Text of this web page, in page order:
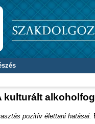
kulturált
pozitív élettani hatásai.